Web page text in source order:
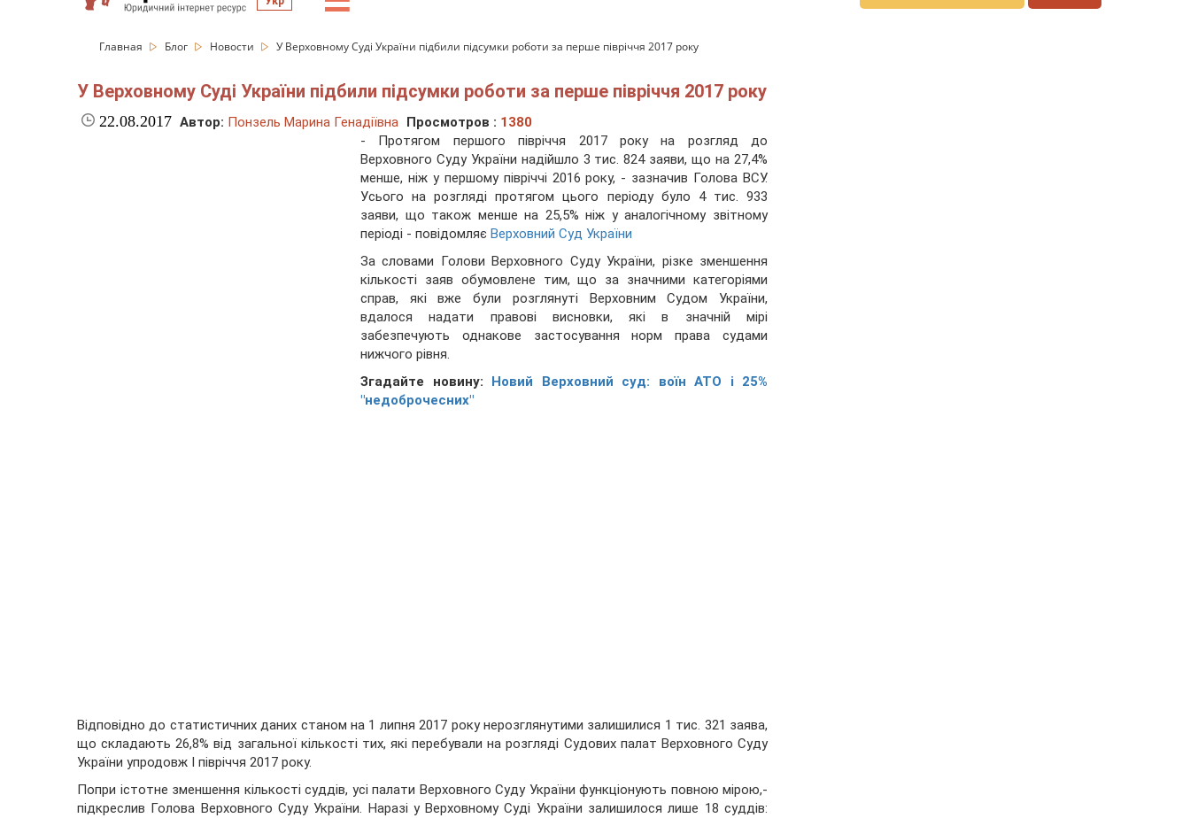
Главная Блог Новости У Верховному Суді України підбили підсумки роботи за перше півріччя 2017 року
У Верховному Суді України підбили підсумки роботи за перше півріччя 2017 року
22.08.2017 Автор: Понзель Марина Генадіївна Просмотров : 1380
- Протягом першого півріччя 2017 року на розгляд до
Верховного Суду України надійшло 3 тис. 824 заяви, що на 27,4%
менше, ніж у першому півріччі 2016 року, - зазначив Голова ВСУ.
Усього на розгляді протягом цього періоду було 4 тис. 933
заяви, що також менше на 25,5% ніж у аналогічному звітному
періоді - повідомляє Верховний Суд України
За словами Голови Верховного Суду України, різке зменшення
кількості заяв обумовлене тим, що за значними категоріями
справ, які вже були розглянуті Верховним Судом України,
вдалося надати правові висновки, які в значній мірі
забезпечують однакове застосування норм права судами
нижчого рівня.
Згадайте новину:
Новий Верховний суд: воїн АТО і 25%
"недоброчесних"
Відповідно до статистичних даних станом на 1 липня 2017 року нерозглянутими залишилися 1 тис. 321 заява,
що складають 26,8% від загальної кількості тих, які перебували на розгляді Судових палат Верховного Суду
України упродовж I півріччя 2017 року.
Попри істотне зменшення кількості суддів, усі палати Верховного Суду України функціонують повною мірою,-
підкреслив Голова Верховного Суду України. Наразі у Верховному Суді України залишилося лише 18 суддів: